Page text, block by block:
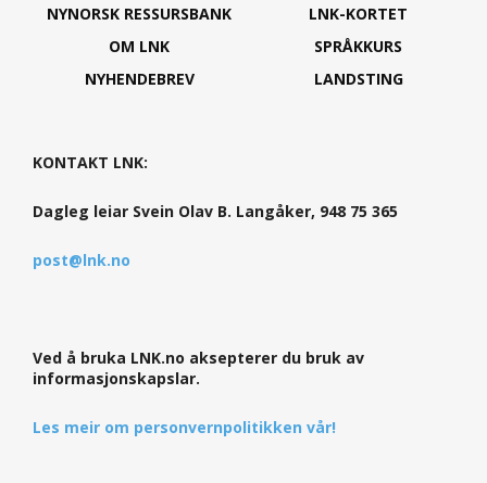
NYNORSK RESSURSBANK
OM LNK
NYHENDEBREV
LNK-KORTET
SPRÅKKURS
LANDSTING
KONTAKT LNK:
Dagleg leiar Svein Olav B. Langåker, 948 75 365
post@lnk.no
Ved å bruka LNK.no aksepterer du bruk av
informasjonskapslar.
Les meir om personvernpolitikken vår!